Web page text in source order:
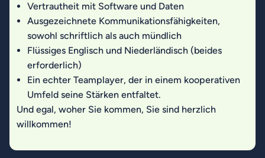
Vertrautheit mit Software und Daten
Ausgezeichnete Kommunikationsfähigkeiten,
sowohl schriftlich als auch mündlich
Flüssiges Englisch und Niederländisch (beides
erforderlich)
Ein echter Teamplayer, der in einem kooperativen
Umfeld seine Stärken entfaltet.
Und egal, woher Sie kommen, Sie sind herzlich
willkommen!